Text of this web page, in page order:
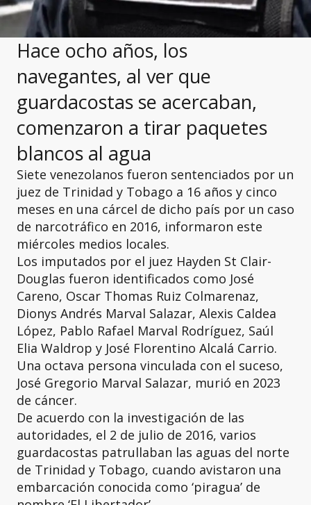
Hace ocho años, los
navegantes, al ver que
guardacostas se acercaban,
comenzaron a tirar paquetes
blancos al agua
Siete venezolanos fueron sentenciados por un
juez de Trinidad y Tobago a 16 años y cinco
meses en una cárcel de dicho país por un caso
de narcotráfico en 2016, informaron este
miércoles medios locales.
Los imputados por el juez Hayden St Clair-
Douglas fueron identificados como José
Careno, Oscar Thomas Ruiz Colmarenaz,
Dionys Andrés Marval Salazar, Alexis Caldea
López, Pablo Rafael Marval Rodríguez, Saúl
Elia Waldrop y José Florentino Alcalá Carrio.
Una octava persona vinculada con el suceso,
José Gregorio Marval Salazar, murió en 2023
de cáncer.
De acuerdo con la investigación de las
autoridades, el 2 de julio de 2016, varios
guardacostas patrullaban las aguas del norte
de Trinidad y Tobago, cuando avistaron una
embarcación conocida como ‘piragua’ de